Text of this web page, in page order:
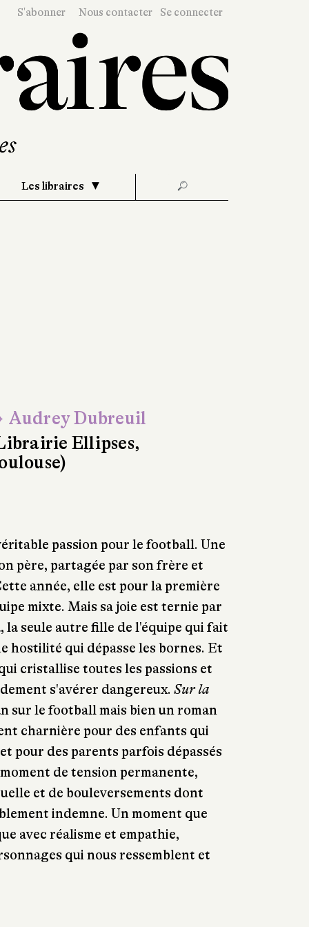
S'abonner Nous contacter Se connecter
Les libraires 🔎
Audrey Dubreuil
Ellipses,
passion pour le football. Une
père, partagée par son frère et
année, elle est pour la première
mixte. Mais sa joie est ternie par
la seule autre fille de l'équipe qui fait
hostilité qui dépasse les bornes. Et
cristallise toutes les passions et
s'avérer dangereux. Sur la
sur le football mais bien un roman
charnière pour des enfants qui
pour des parents parfois dépassés
de tension permanente,
et de bouleversements dont
indemne. Un moment que
avec réalisme et empathie,
qui nous ressemblent et